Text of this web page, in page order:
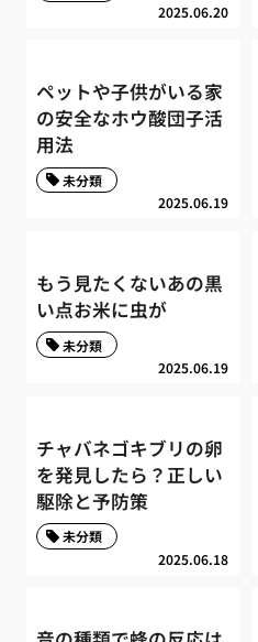
2025.06.20
ペットや子供がいる家
の安全なホウ酸団子活
用法
2025.06.19
未分類
もう見たくないあの黒
い点お米に虫が
2025.06.19
未分類
チャバネゴキブリの卵
を発見したら？正しい
駆除と予防策
2025.06.18
未分類